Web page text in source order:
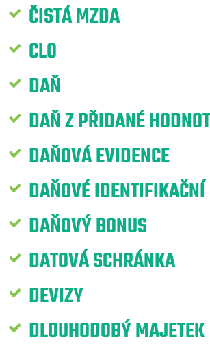
ČISTÁ MZDA
CLO
DAŇ
DAŇ Z PŘIDANÉ
DAŇOVÁ EVIDENCE
DAŇOVÉ
DAŇOVÝ BONUS
DATOVÁ SCHRÁNKA
DEVIZY
DLOUHODOBÝ MAJETEK